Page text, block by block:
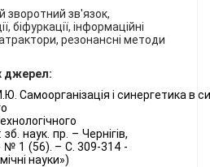
зворотний зв'язок,
біфуркації, інформаційні
резонансні методи
джерел:
Ю Самоорганізація і синергетика в
: зб наук пр . – Чернігів,
№ 1 (56). – С. 309-314 -
науки»)